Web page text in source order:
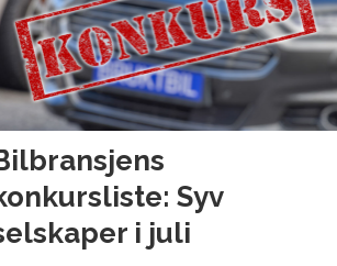
Syv
i juli